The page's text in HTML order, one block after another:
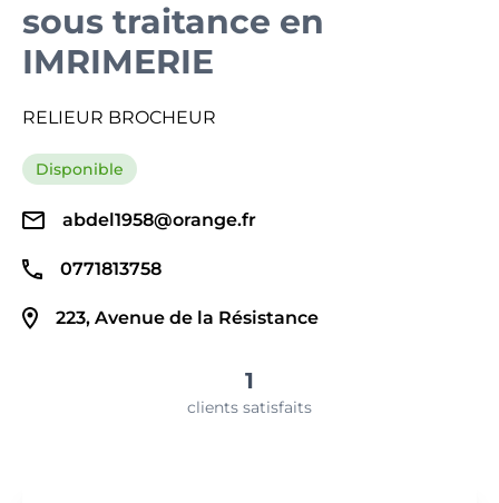
sous traitance en
IMRIMERIE
RELIEUR BROCHEUR
Disponible
abdel1958@orange.fr
0771813758
223, Avenue de la Résistance
1
clients satisfaits